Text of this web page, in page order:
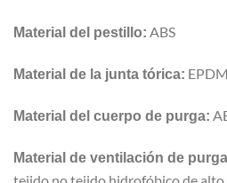
Material del pestillo: ABS
Material de la junta tórica: EPDM
Material del cuerpo de purga:
Material de ventilación de
tejido no tejido hidrofóbico de